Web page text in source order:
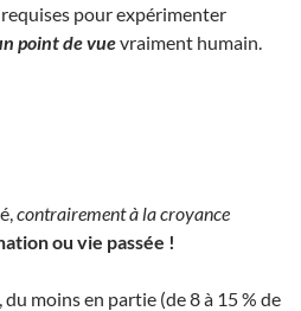
pour expérimenter
point de vuevraiment humain.
contrairement à la croyance
ou vie passée !
, du moins en partie (de 8 à 15 % de